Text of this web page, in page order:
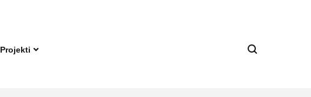
Projekti